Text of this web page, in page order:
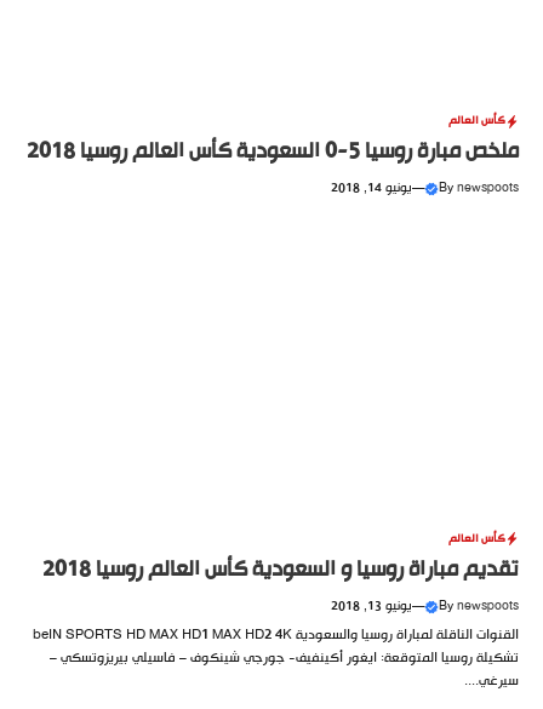
كأس العالم
ملخص مبارة روسيا 5-0 السعودية كأس العالم روسيا 2018
Bynewspoots
—يونيو 14, 2018
كأس العالم
تقديم مباراة روسيا و السعودية كأس العالم روسيا 2018
Bynewspoots
—يونيو 13, 2018
القنوات الناقلة لمباراة روسيا والسعودية beIN SPORTS HD MAX HD1 MAX HD2 4K
تشكيلة روسيا المتوقعة: ايغور أكينفيف- جورجي شينكوف – فاسيلي بيريزوتسكي –
سيرغي....